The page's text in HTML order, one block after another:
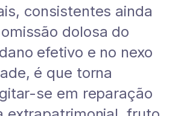
consistentes ainda
dolosa do
efetivo e no nexo
é que torna
se em reparação